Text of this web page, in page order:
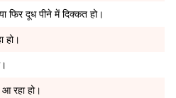
फिर दूध पीने में दिक्कत हो।
हो।
रहा हो।